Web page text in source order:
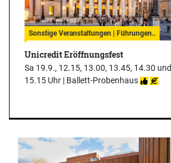
Sonstige Veranstaltungen | Führungen..
Unicredit Eröffnungsfest
Sa 19.9., 12.15, 13.00, 13.45, 14.30 und
15.15 Uhr | Ballett-Probenhaus